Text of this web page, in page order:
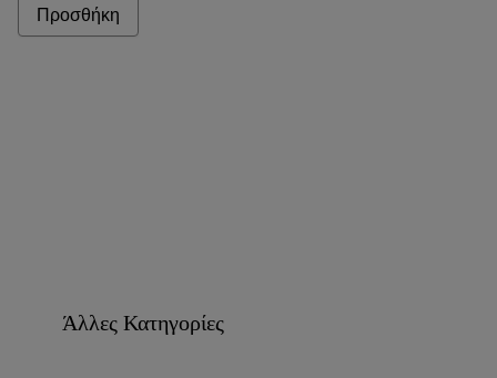
Προσθήκη
Άλλες Κατηγορίες